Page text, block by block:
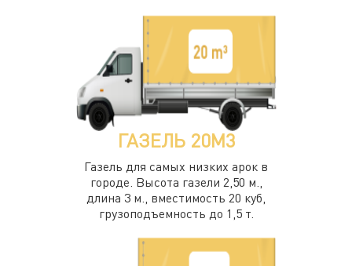
ГАЗЕЛЬ 20М3
Газель для самых низких арок в
городе. Высота газели 2,50 м.,
длина 3 м., вместимость 20 куб,
грузоподъемность до 1,5 т.